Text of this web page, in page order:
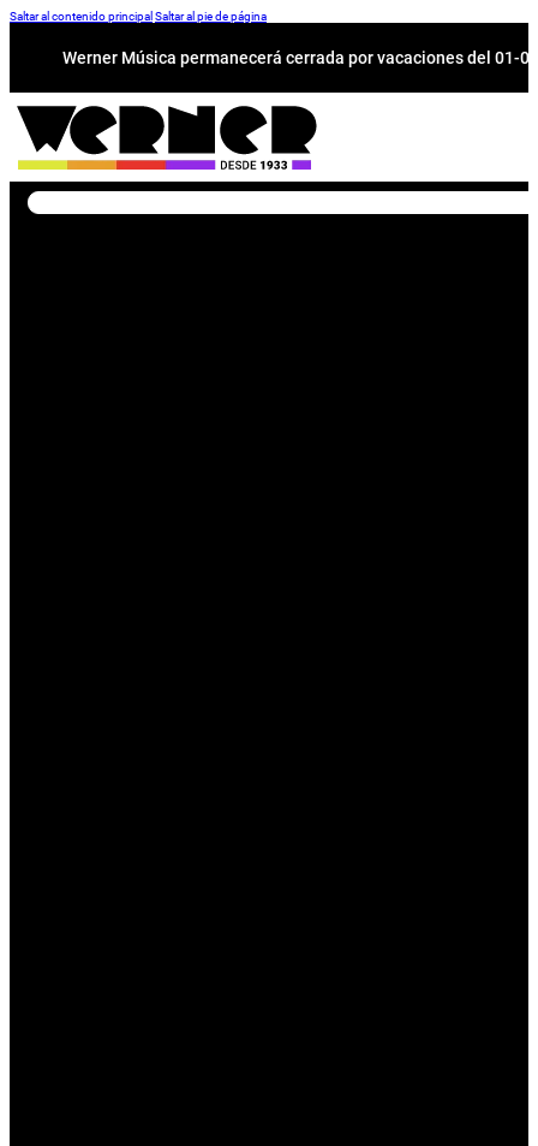
Saltar al contenido principal Saltar al pie de página
Werner Música permanecerá cerrada por vacaciones del 01-
Buscar